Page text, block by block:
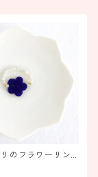
のフラワーリン
】